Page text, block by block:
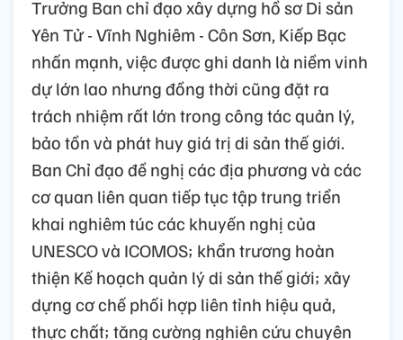
Trưởng Ban chỉ đạo xây dựng hồ sơ Di sản
Yên Tử - Vĩnh Nghiêm - Côn Sơn, Kiếp Bạc
nhấn mạnh, việc được ghi danh là niềm vinh
dự lớn lao nhưng đồng thời cũng đặt ra
trách nhiệm rất lớn trong công tác quản lý,
bảo tồn và phát huy giá trị di sản thế giới.
Ban Chỉ đạo đề nghị các địa phương và các
cơ quan liên quan tiếp tục tập trung triển
khai nghiêm túc các khuyến nghị của
UNESCO và ICOMOS; khẩn trương hoàn
thiện Kế hoạch quản lý di sản thế giới; xây
dựng cơ chế phối hợp liên tỉnh hiệu quả,
thực chất; tăng cường nghiên cứu chuyên